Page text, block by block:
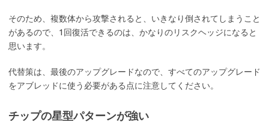
そのため、複数体から攻撃されると、いきなり倒されてしまうこと
があるので、1回復活できるのは、かなりのリスクヘッジになると
思います。
代替策は、最後のアップグレードなので、すべてのアップグレード
をアブレッドに使う必要がある点に注意してください。
チップの星型パターンが強い